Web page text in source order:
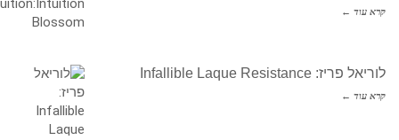
קרא עוד ←
לוריאל פריז: Infallible Laque Resistance
קרא עוד ←